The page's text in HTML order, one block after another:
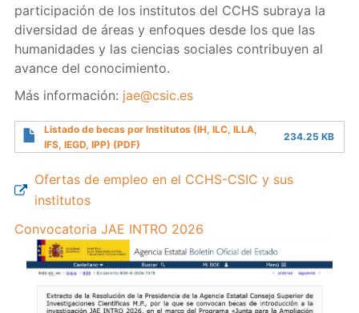
participación de los institutos del CCHS subraya la
diversidad de áreas y enfoques desde los que las
humanidades y las ciencias sociales contribuyen al
avance del conocimiento.
Más información: jae@csic.es
Listado de becas por Institutos (IH, ILC, ILLA,
IFS, IEGD, IPP) (PDF)
234.25 KB
Ofertas de empleo en el CCHS-CSIC y sus
institutos
Convocatoria JAE INTRO 2026